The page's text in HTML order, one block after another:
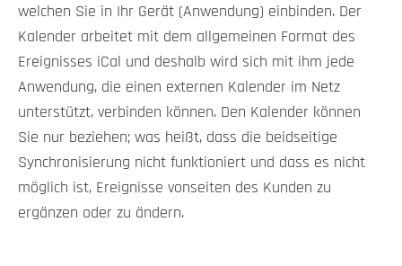
welchen Sie in Ihr Gerät (Anwendung) einbinden. Der
Kalender arbeitet mit dem allgemeinen Format des
Ereignisses iCal und deshalb wird sich mit ihm jede
Anwendung, die einen externen Kalender im Netz
unterstützt, verbinden können. Den Kalender können
Sie nur beziehen; was heißt, dass die beidseitige
Synchronisierung nicht funktioniert und dass es nicht
möglich ist, Ereignisse vonseiten des Kunden zu
ergänzen oder zu ändern.